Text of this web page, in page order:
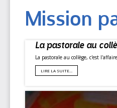
Mission
La pastorale au
La pastorale au collège, c'est
LIRE LA SUITE…